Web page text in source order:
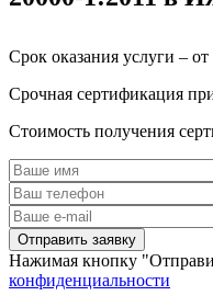
Срок оказания услуги – от
Срочная сертификация
Стоимость получения
Нажимая кнопку
конфиденциальности